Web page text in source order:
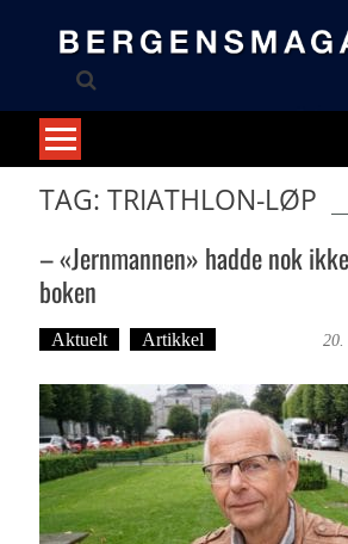
TAG: TRIATHLON-LØP
– «Jernmannen» hadde nok
boken
Aktuelt Artikkel 20.